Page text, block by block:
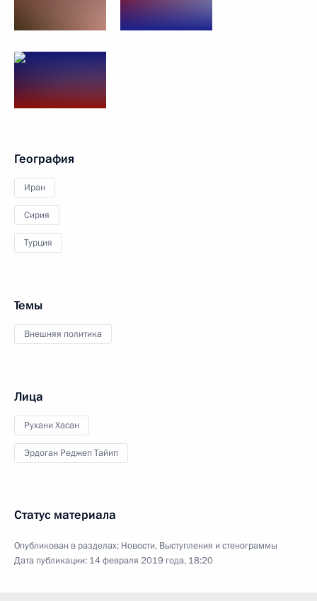
География
Иран
Сирия
Турция
Темы
Внешняя политика
Лица
Рухани Хасан
Эрдоган Реджеп Тайип
Статус материала
Опубликован в разделах: Новости, Выступления и стенограммы
Дата публикации: 14 февраля 2019 года, 18:20